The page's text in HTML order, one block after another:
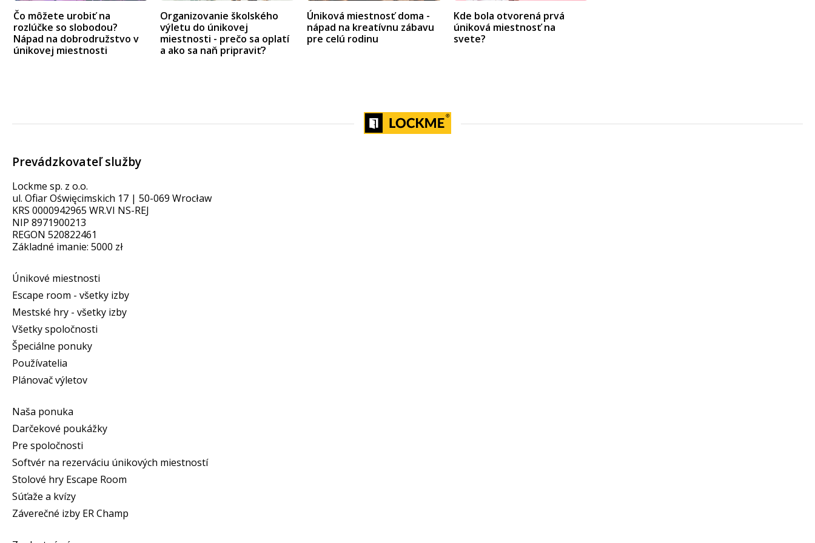
Čo môžete urobiť na
rozlúčke so slobodou?
Nápad na dobrodružstvo v
únikovej miestnosti
Organizovanie školského
výletu do únikovej
miestnosti - prečo sa oplatí
a ako sa naň pripraviť?
Úniková miestnosť doma -
nápad na kreatívnu zábavu
pre celú rodinu
Kde bola otvorená prvá
úniková miestnosť na
svete?
Prevádzkovateľ služby
Lockme sp. z o.o.
ul. Ofiar Oświęcimskich 17 | 50-069 Wrocław
KRS 0000942965 WR.VI NS-REJ
NIP 8971900213
REGON 520822461
Základné imanie: 5000 zł
Únikové miestnosti
Escape room - všetky izby
Mestské hry - všetky izby
Všetky spoločnosti
Špeciálne ponuky
Používatelia
Plánovač výletov
Naša ponuka
Darčekové poukážky
Pre spoločnosti
Softvér na rezerváciu únikových miestností
Stolové hry Escape Room
Súťaže a kvízy
Záverečné izby ER Champ